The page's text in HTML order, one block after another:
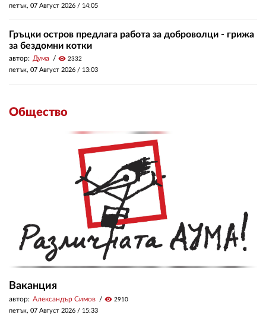
петък, 07 Август 2026 / 14:05
Гръцки остров предлага работа за доброволци - грижа
за бездомни котки
автор: Дума visibility 2332
петък, 07 Август 2026 / 13:03
Общество
Ваканция
автор: Александър Симов visibility 2910
петък, 07 Август 2026 / 15:33